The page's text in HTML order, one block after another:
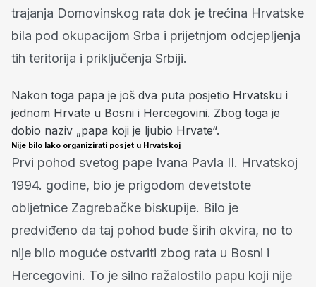
trajanja Domovinskog rata dok je trećina Hrvatske
bila pod okupacijom Srba i prijetnjom odcjepljenja
tih teritorija i priključenja Srbiji.
Nakon toga papa je još dva puta posjetio Hrvatsku i
jednom Hrvate u Bosni i Hercegovini. Zbog toga je
dobio naziv „papa koji je ljubio Hrvate“.
Nije bilo lako organizirati posjet u Hrvatskoj
Prvi pohod svetog pape Ivana Pavla II. Hrvatskoj
1994. godine, bio je prigodom devetstote
obljetnice Zagrebačke biskupije. Bilo je
predviđeno da taj pohod bude širih okvira, no to
nije bilo moguće ostvariti zbog rata u Bosni i
Hercegovini. To je silno ražalostilo papu koji nije